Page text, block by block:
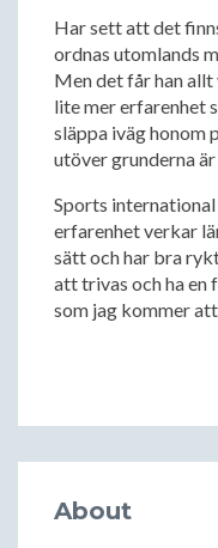
Har sett att det
ordnas utomlands
Men det får han allt
lite mer erfarenhet
släppa iväg honom
utöver grunderna
Sports
erfarenhet verkar
sätt och har bra
att trivas och ha en
som jag kommer
About